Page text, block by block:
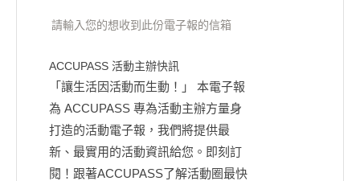
請輸入您的想收到此份電子報的信箱
ACCUPASS 活動主辦快訊
「讓生活因活動而生動！」 本電子報
為 ACCUPASS 專為活動主辦方量身
打造的活動電子報，我們將提供最
新、最實用的活動資訊給您。即刻訂
閱！跟著ACCUPASS了解活動圈最快